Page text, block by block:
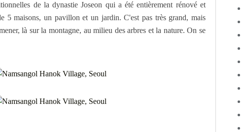
de la dynastie Joseon qui a été entièrement rénové et
5 maisons, un pavillon et un jardin. C'est pas très grand, mais
là sur la montagne, au milieu des arbres et la nature. On se